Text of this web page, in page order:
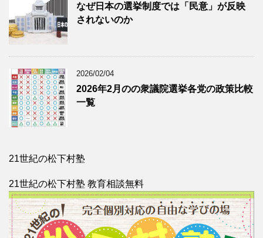
なぜ日本の選挙制度では「民意」が反映
されないのか
2026/02/04
2026年2月のの衆議院選挙各党の政策比較
一覧
21世紀の松下村塾
21世紀の松下村塾 教育相談無料